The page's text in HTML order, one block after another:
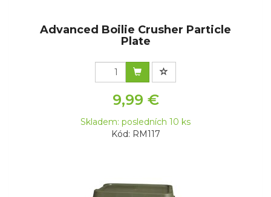
Advanced Boilie Crusher Particle
Plate
9,99 €
Skladem: posledních 10 ks
Kód: RM117